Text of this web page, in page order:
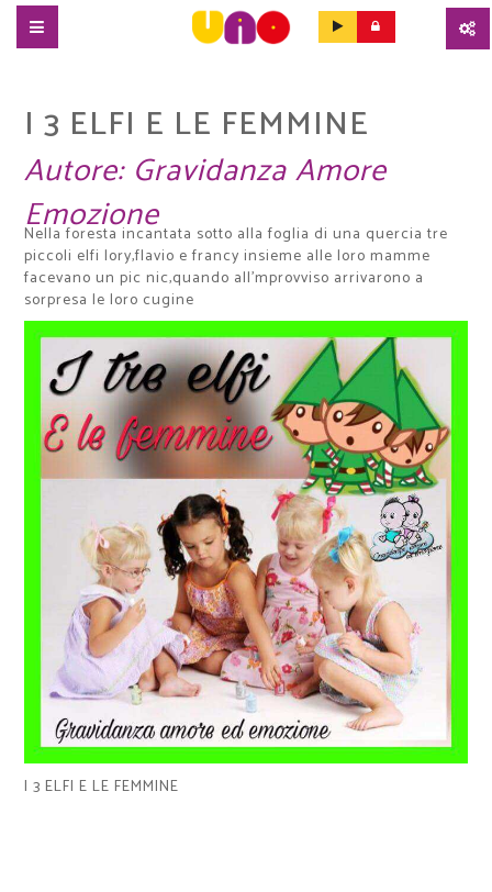
CONTENUTO
PRINCIPALE
I 3 ELFI E LE FEMMINE
Autore: Gravidanza Amore
Emozione
Nella foresta incantata sotto alla foglia di una quercia tre
piccoli elfi lory,flavio e francy insieme alle loro mamme
facevano un pic nic,quando all'mprovviso arrivarono a
sorpresa le loro cugine
I 3 ELFI E LE FEMMINE